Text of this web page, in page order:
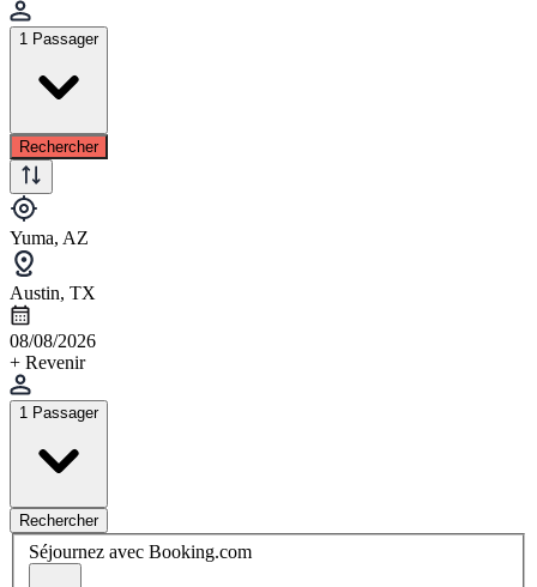
1 Passager
Rechercher
Yuma, AZ
Austin, TX
08/08/2026
+ Revenir
1 Passager
Rechercher
Séjournez avec Booking.com